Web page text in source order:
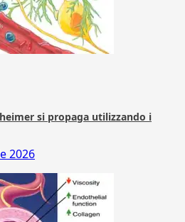
si propaga utilizzando i
2026